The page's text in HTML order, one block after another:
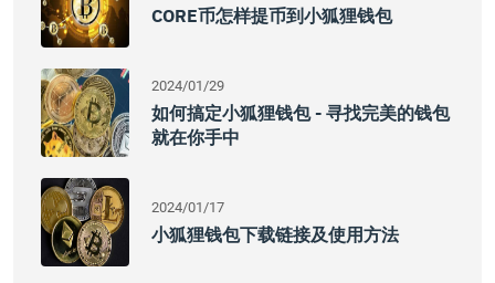
CORE币怎样提币到小狐狸钱包
2024/01/29
如何搞定小狐狸钱包 - 寻找完美的钱包
就在你手中
2024/01/17
小狐狸钱包下载链接及使用方法